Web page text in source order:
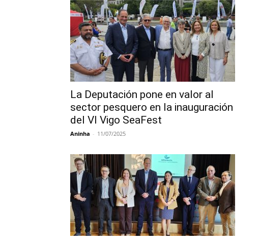
La Deputación pone en valor al
sector pesquero en la inauguración
del VI Vigo SeaFest
Aninha - 11/07/2025